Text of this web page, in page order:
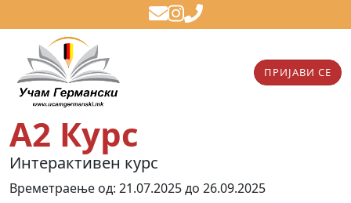
ПРИЈАВИ СЕ
А2 Курс
Интерактивен курс
Времетраење од: 21.07.2025 до 26.09.2025